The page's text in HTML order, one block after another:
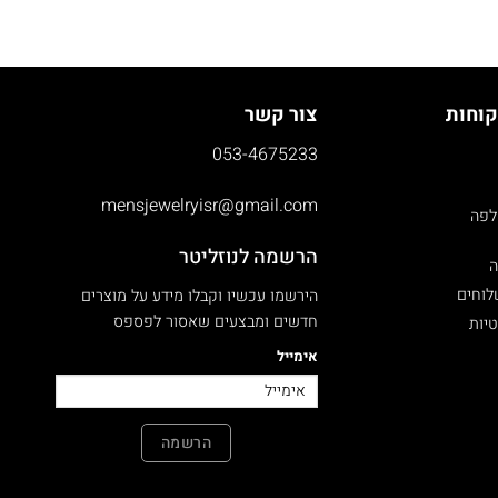
צור קשר
053-4675233
mensjewelryisr@gmail.com
הרשמה לנוזליטר
הירשמו עכשיו וקבלו מידע על מוצרים
חדשים ומבצעים שאסור לפספס
אימייל
הרשמה